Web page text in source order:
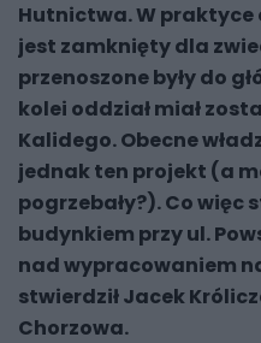
Hutnictwa. W praktyce
jest zamknięty dla
przenoszone były do
kolei oddział miał
Kalidego. Obecne
jednak ten projekt (a
pogrzebały?). Co więc
budynkiem przy ul.
nad wypracowaniem
stwierdził Jacek
Chorzowa.